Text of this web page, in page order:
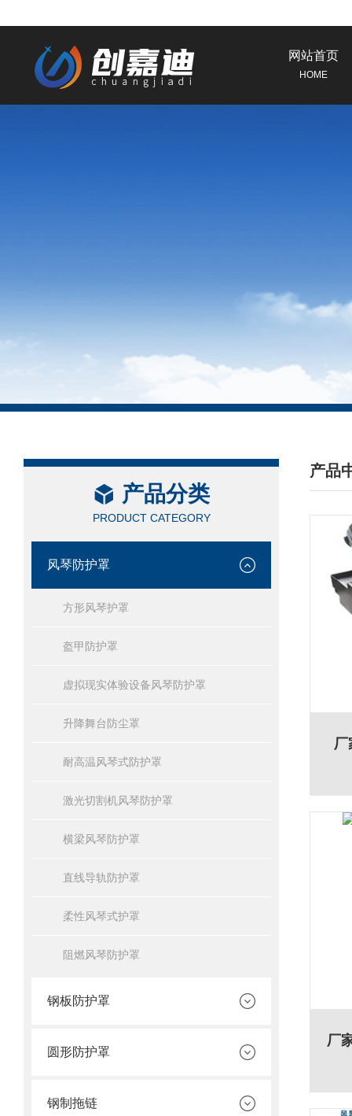
网站首页
HOME
产品分类
PRODUCT CATEGORY
风琴防护罩
方形风琴护罩
盔甲防护罩
虚拟现实体验设备风琴防护罩
升降舞台防尘罩
耐高温风琴式防护罩
激光切割机风琴防护罩
横梁风琴防护罩
直线导轨防护罩
柔性风琴式护罩
阻燃风琴防护罩
钢板防护罩
圆形防护罩
钢制拖链
产品
/
厂
厂